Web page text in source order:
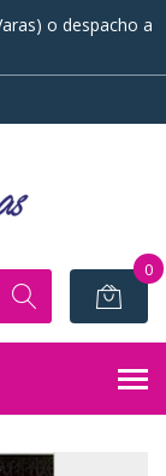
o despacho a
0